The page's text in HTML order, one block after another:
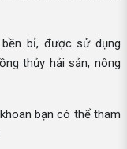
bỉ, được sử dụng
thủy hải sản, nông
bạn có thể tham